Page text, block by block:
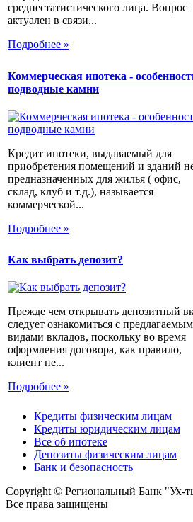
среднестатистического лица. Вопрос
актуален в связи...
Подробнее »
Коммерческая ипотека -
подводные камни
Кредит ипотеки, выдаваемый для
приобретения помещений и зданий
предназначенных для жилья ( офис,
склад, клуб и т.д.), называется
коммерческой...
Подробнее »
Как выбрать депозит?
Прежде чем открывать депозитный
следует ознакомиться с
видами вкладов, поскольку во время
оформления договора, как правило,
клиент не...
Подробнее »
Кредиты физическим лицам
Кредиты юридическим лицам
Все об ипотеке
Депозиты физическим лицам
Банк и безопасность
Copyright © Региональный Банк "Ух-
Все права защищены